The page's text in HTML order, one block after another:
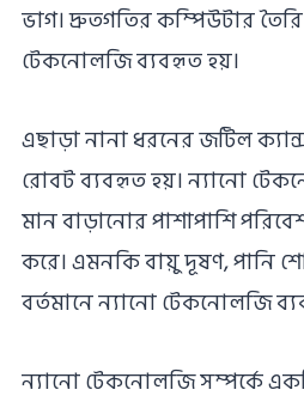
ভাগ। দ্রুতগতির কম্পিউটার
টেকনোলজি ব্যবহৃত হয়।
এছাড়া নানা ধরনের জটিল
রোবট ব্যবহৃত হয়। ন্যানো
মান বাড়ানোর পাশাপাশি
করে। এমনকি বায়ু দূষণ, পানি
বর্তমানে ন্যানো টেকনোলজি
ন্যানো টেকনোলজি সম্পর্কে